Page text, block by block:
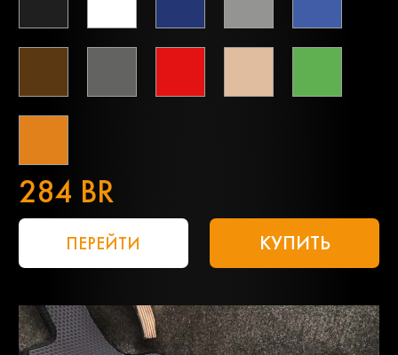
284 BR
ПЕРЕЙТИ КУПИТЬ